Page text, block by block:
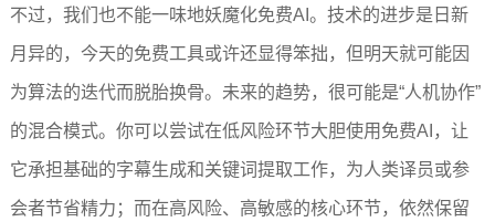
不过，我们也不能一味地妖魔化免费AI。技术的进步是日新
月异的，今天的免费工具或许还显得笨拙，但明天就可能因
为算法的迭代而脱胎换骨。未来的趋势，很可能是“人机协作”
的混合模式。你可以尝试在低风险环节大胆使用免费AI，让
它承担基础的字幕生成和关键词提取工作，为人类译员或参
会者节省精力；而在高风险、高敏感的核心环节，依然保留